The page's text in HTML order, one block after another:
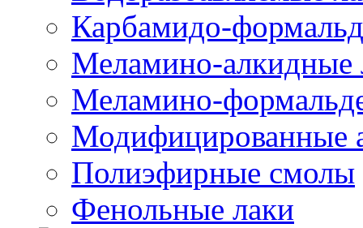
Карбамидо-
Меламино-алкидные
Меламино-
Модифицированные
Полиэфирные смолы
Фенольные лаки